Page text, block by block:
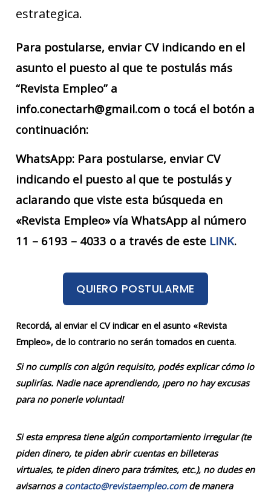
estrategica.
Para postularse, enviar CV indicando en el
asunto el puesto al que te postulás más
“Revista Empleo” a
info.conectarh@gmail.com o tocá el botón a
continuación:
WhatsApp: Para postularse, enviar CV
indicando el puesto al que te postulás y
aclarando que viste esta búsqueda en
«Revista Empleo» vía WhatsApp al número
11 – 6193 – 4033 o a través de este LINK.
QUIERO POSTULARME
Recordá, al enviar el CV indicar en el asunto «Revista
Empleo», de lo contrario no serán tomados en cuenta.
Si no cumplís con algún requisito, podés explicar cómo lo
suplirías. Nadie nace aprendiendo, ¡pero no hay excusas
para no ponerle voluntad!
Si esta empresa tiene algún comportamiento irregular (te
piden dinero, te piden abrir cuentas en billeteras
virtuales, te piden dinero para trámites, etc.), no dudes en
avisarnos a contacto@revistaempleo.comde manera